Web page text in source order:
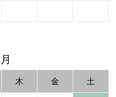
木 金
土